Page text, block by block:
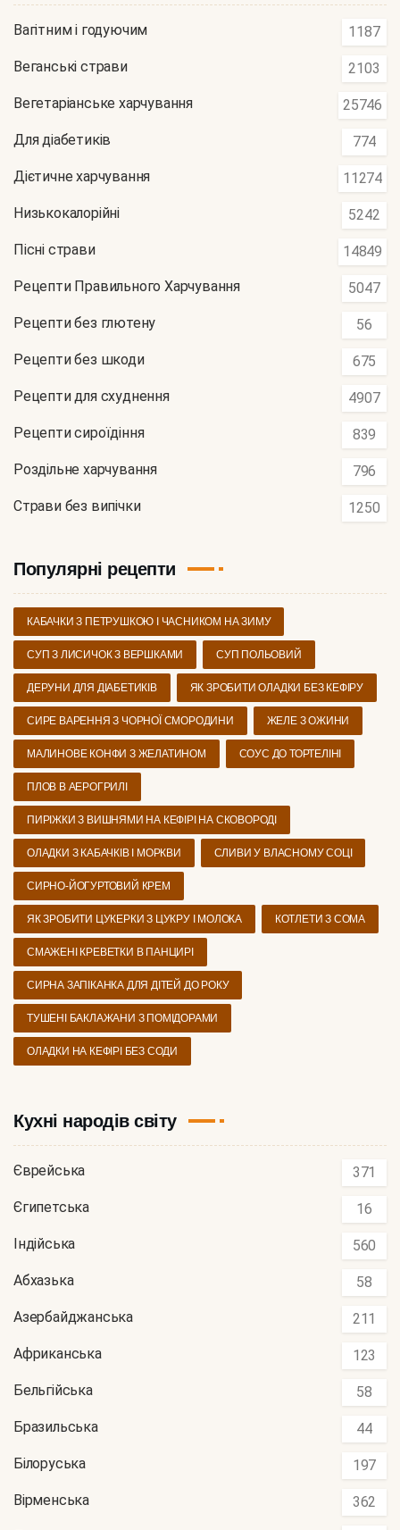
Вагітним і годуючим 1187
Веганські страви 2103
Вегетаріанське харчування 25746
Для діабетиків 774
Дієтичне харчування 11274
Низькокалорійні 5242
Пісні страви 14849
Рецепти Правильного Харчування 5047
Рецепти без глютену 56
Рецепти без шкоди 675
Рецепти для схуднення 4907
Рецепти сироїдіння 839
Роздільне харчування 796
Страви без випічки 1250
Популярні рецепти
КАБАЧКИ З ПЕТРУШКОЮ І ЧАСНИКОМ НА ЗИМУ
СУП З ЛИСИЧОК З ВЕРШКАМИ СУП ПОЛЬОВИЙ
ДЕРУНИ ДЛЯ ДІАБЕТИКІВ ЯК ЗРОБИТИ ОЛАДКИ БЕЗ КЕФІРУ
СИРЕ ВАРЕННЯ З ЧОРНОЇ СМОРОДИНИ ЖЕЛЕ З ОЖИНИ
МАЛИНОВЕ КОНФИ З ЖЕЛАТИНОМ СОУС ДО ТОРТЕЛІНІ
ПЛОВ В АЕРОГРИЛІ
ПИРІЖКИ З ВИШНЯМИ НА КЕФІРІ НА СКОВОРОДІ
ОЛАДКИ З КАБАЧКІВ І МОРКВИ СЛИВИ У ВЛАСНОМУ СОЦІ
СИРНО-ЙОГУРТОВИЙ КРЕМ
ЯК ЗРОБИТИ ЦУКЕРКИ З ЦУКРУ І МОЛОКА КОТЛЕТИ З СОМА
СМАЖЕНІ КРЕВЕТКИ В ПАНЦИРІ
СИРНА ЗАПІКАНКА ДЛЯ ДІТЕЙ ДО РОКУ
ТУШЕНІ БАКЛАЖАНИ З ПОМІДОРАМИ
ОЛАДКИ НА КЕФІРІ БЕЗ СОДИ
Кухні народів світу
Єврейська 371
Єгипетська 16
Індійська 560
Абхазька 58
Азербайджанська 211
Африканська 123
Бельгійська 58
Бразильська 44
Білоруська 197
Вірменська 362